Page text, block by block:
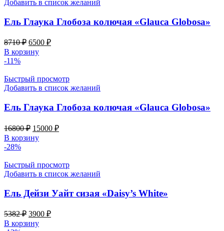
Добавить в список желаний
Ель Глаука Глобоза колючая «Glauca Globosa»
8710₽ Первоначальная
цена
составляла
6500 ₽Текущая
В корзину
-11%
Быстрый просмотр
Добавить в список желаний
Ель Глаука Глобоза колючая «Glauca Globosa»
16800₽ Первоначальная
цена
составляла
15000 ₽Текущая
В корзину
-28%
Быстрый просмотр
Добавить в список желаний
Ель Дейзи Уайт сизая «Daisy’s White»
5382₽ Первоначальная
цена
3900 ₽Текущая
В корзину